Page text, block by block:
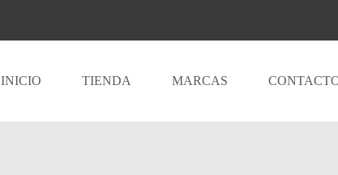
INICIO TIENDA MARCAS